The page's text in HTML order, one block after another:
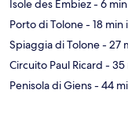
Isole des Embiez- 6
Porto di Tolone- 18 min
Spiaggia di Tolone- 27
Circuito Paul Ricard - 35
Penisola di Giens- 44